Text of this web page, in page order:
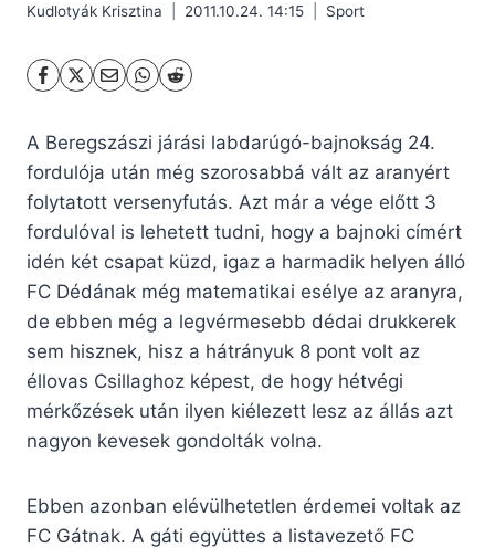
Kudlotyák Krisztina 2011.10.24. 14:15 Sport
A Beregszászi járási labdarúgó-bajnokság 24.
fordulója után még szorosabbá vált az aranyért
folytatott versenyfutás. Azt már a vége előtt 3
fordulóval is lehetett tudni, hogy a bajnoki címért
idén két csapat küzd, igaz a harmadik helyen álló
FC Dédának még matematikai esélye az aranyra,
de ebben még a legvérmesebb dédai drukkerek
sem hisznek, hisz a hátrányuk 8 pont volt az
éllovas Csillaghoz képest, de hogy hétvégi
mérkőzések után ilyen kiélezett lesz az állás azt
nagyon kevesek gondolták volna.
Ebben azonban elévülhetetlen érdemei voltak az
FC Gátnak. A gáti együttes a listavezető FC